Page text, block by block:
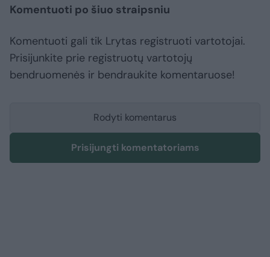
Komentuoti po šiuo straipsniu
Komentuoti gali tik Lrytas registruoti vartotojai.
Prisijunkite prie registruotų vartotojų
bendruomenės ir bendraukite komentaruose!
Rodyti komentarus
Prisijungti komentatoriams